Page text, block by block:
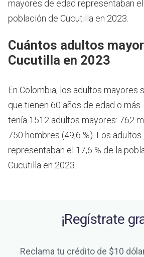
mayores de edad representaban
población de Cucutilla en 2023.
Cuántos adultos
Cucutilla en 2023
En Colombia, los adultos mayores
que tienen 60 años de edad o más.
tenía 1512 adultos mayores: 762
750 hombres (49,6 %). Los
representaban el 17,6 % de la
Cucutilla en 2023.
¡Regístrate
Reclama tu crédito de $10